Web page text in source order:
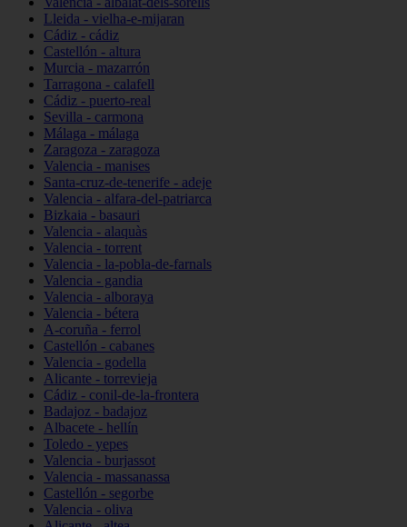
Lleida - vielha-e-mijaran
Cádiz - cádiz
Castellón - altura
Murcia - mazarrón
Tarragona - calafell
Cádiz - puerto-real
Sevilla - carmona
Málaga - málaga
Zaragoza - zaragoza
Valencia - manises
Santa-cruz-de-tenerife - adeje
Valencia - alfara-del-patriarca
Bizkaia - basauri
Valencia - alaquàs
Valencia - torrent
Valencia - la-pobla-de-farnals
Valencia - gandia
Valencia - alboraya
Valencia - bétera
A-coruña - ferrol
Castellón - cabanes
Valencia - godella
Alicante - torrevieja
Cádiz - conil-de-la-frontera
Badajoz - badajoz
Albacete - hellín
Toledo - yepes
Valencia - burjassot
Valencia - massanassa
Castellón - segorbe
Valencia - oliva